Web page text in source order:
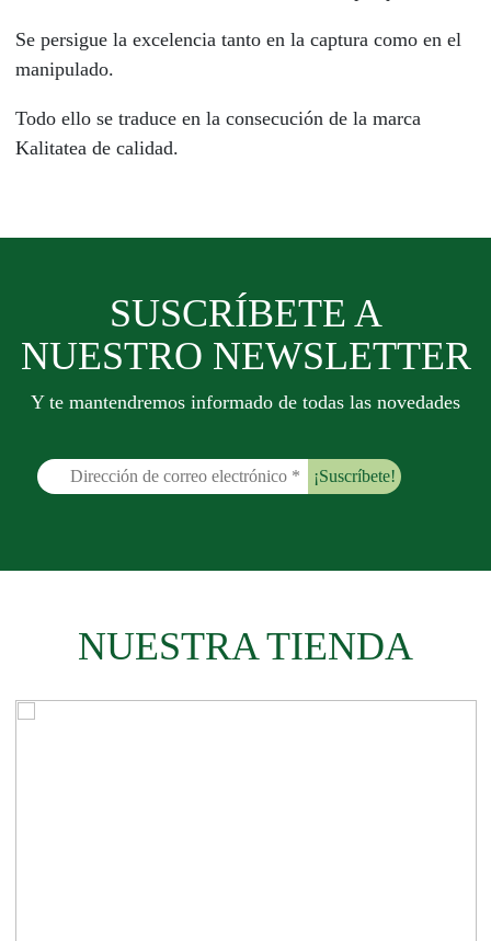
Se persigue la excelencia tanto en la captura como en el
manipulado.
Todo ello se traduce en la consecución de la marca
Kalitatea de calidad.
SUSCRÍBETE A
NUESTRO NEWSLETTER
Y te mantendremos informado de todas las novedades
NUESTRA TIENDA